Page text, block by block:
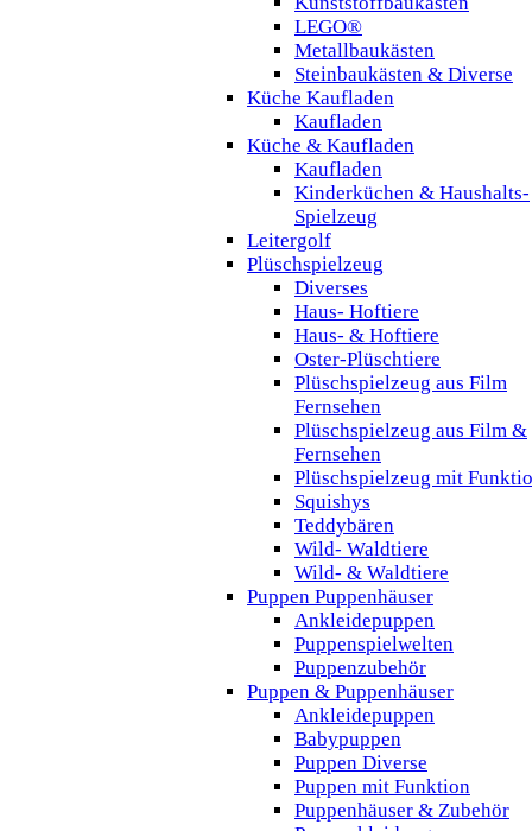
LEGO®
Metallbaukästen
Steinbaukästen & Diverse
Küche Kaufladen
Kaufladen
Küche & Kaufladen
Kaufladen
Kinderküchen & Haushalts-
Spielzeug
Leitergolf
Plüschspielzeug
Diverses
Haus- Hoftiere
Haus- & Hoftiere
Oster-Plüschtiere
Plüschspielzeug aus Film
Fernsehen
Plüschspielzeug aus Film &
Fernsehen
Plüschspielzeug mit
Squishys
Teddybären
Wild- Waldtiere
Wild- & Waldtiere
Puppen Puppenhäuser
Ankleidepuppen
Puppenspielwelten
Puppenzubehör
Puppen & Puppenhäuser
Ankleidepuppen
Babypuppen
Puppen Diverse
Puppen mit Funktion
Puppenhäuser & Zubehör